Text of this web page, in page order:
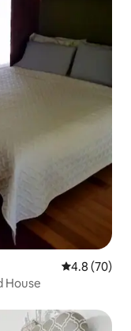
レビュー70
4.8 (70)
House